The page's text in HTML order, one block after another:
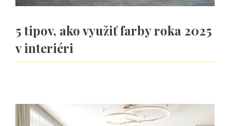
5 tipov, ako využiť farby roka 2025
v interiéri